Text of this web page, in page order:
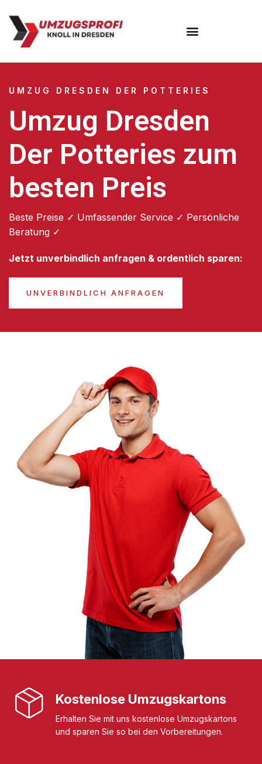
UMZUG DRESDEN DER POTTERIES
Umzug Dresden
Der Potteries zum
besten Preis
Beste Preise ✓ Umfassender Service ✓ Persönliche
Beratung ✓
Jetzt unverbindlich anfragen & ordentlich sparen:
UNVERBINDLICH ANFRAGEN
Kostenlose Umzugskartons
Erhalten Sie mit uns kostenlose Umzugskartons
und sparen Sie so bei den Vorbereitungen.